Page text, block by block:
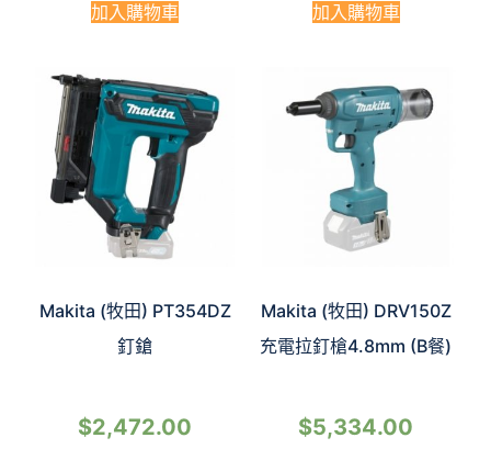
加入購物車 加入購物車
Makita (牧田) PT354DZ
釘鎗
$2,472.00
Makita (牧田) DRV150Z
充電拉釘槍4.8mm (B餐)
$5,334.00